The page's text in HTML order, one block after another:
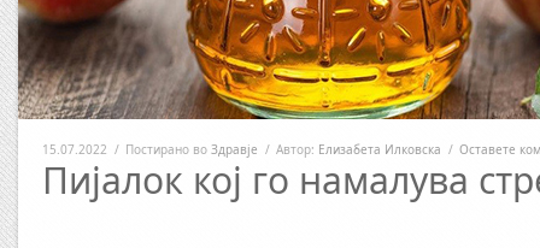
15.07.2022 / Постирано во Здравје / Автор: Елизабета Илковска / Оставете
Пијалок кој го намалува